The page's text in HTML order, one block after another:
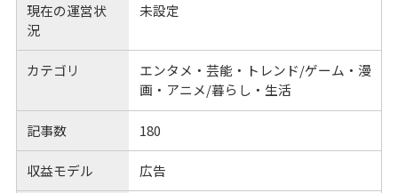
現在の運営状
況
未設定
カテゴリ
エンタメ・芸能・トレンド/ゲーム・漫
画・アニメ/暮らし・生活
記事数 180
収益モデル 広告